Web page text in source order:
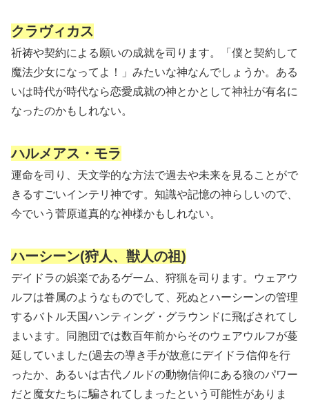
クラヴィカス
祈祷や契約による願いの成就を司ります。「僕と契約して
魔法少女になってよ！」みたいな神なんでしょうか。ある
いは時代が時代なら恋愛成就の神とかとして神社が有名に
なったのかもしれない。
ハルメアス・モラ
運命を司り、天文学的な方法で過去や未来を見ることがで
きるすごいインテリ神です。知識や記憶の神らしいので、
今でいう菅原道真的な神様かもしれない。
ハーシーン(狩人、獣人の祖)
デイドラの娯楽であるゲーム、狩猟を司ります。ウェアウ
ルフは眷属のようなものでして、死ぬとハーシーンの管理
するバトル天国ハンティング・グラウンドに飛ばされてし
まいます。同胞団では数百年前からそのウェアウルフが蔓
延していました(過去の導き手が故意にデイドラ信仰を行
ったか、あるいは古代ノルドの動物信仰にある狼のパワー
だと魔女たちに騙されてしまったという可能性がありま